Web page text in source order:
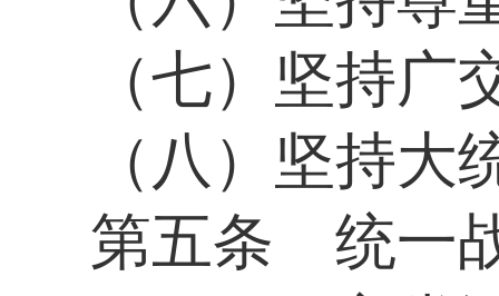
（六）坚持
（七）坚持
（八）坚持大